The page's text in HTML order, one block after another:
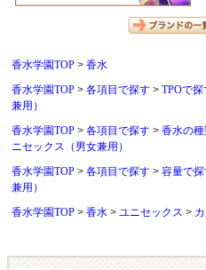
香水学園TOP
香水
香水学園TOP
各項目で探す TPOで探
兼用）
香水学園TOP
各項目で探す 香水の
ニセックス（男女兼用）
香水学園TOP
各項目で探す 容量で
兼用）
香水学園TOP
香水 ユニセックス